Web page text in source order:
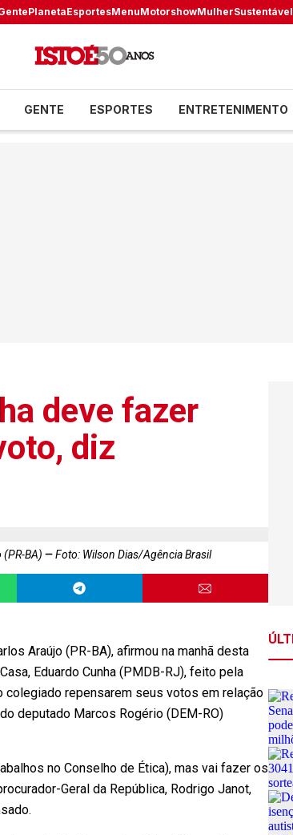
PlanetaEsportesMenuMotorshowMulherSustentável
GENTE ESPORTES ENTRETENIMENTO
deve fazer
diz
BA) Foto: Wilson Dias/Agência Brasil
Araújo (PR-BA), afirmou na manhã desta
Eduardo Cunha (PMDB-RJ), feito pela
colegiado repensarem seus votos em relação
deputado Marcos Rogério (DEM-RO)
no Conselho de Ética), mas vai fazer os
Geral da República, Rodrigo Janot,